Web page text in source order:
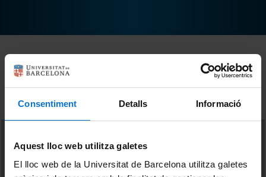
Consentiment Detalls Informació
Aquest lloc web utilitza galetes
El lloc web de la Universitat de Barcelona utilitza galetes
Ordenar